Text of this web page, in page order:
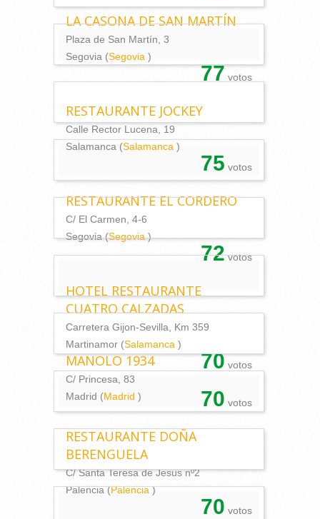
LA CASONA DE SAN MARTÍN
Plaza de San Martín, 3
Segovia (Segovia )
77 votos
RESTAURANTE JOCKEY
Calle Rector Lucena, 19
Salamanca (Salamanca )
75 votos
RESTAURANTE EL CORDERO
C/ El Carmen, 4-6
Segovia (Segovia )
72votos
HOTEL RESTAURANTE
CUATRO CALZADAS
Carretera Gijon-Sevilla, Km 359
Martinamor (Salamanca )
70 votos
MANOLO 1934
C/ Princesa, 83
Madrid (Madrid ) 70 votos
RESTAURANTE DOÑA
BERENGUELA
C/ Santa Teresa de Jesus nº2
Palencia (Palencia )
70 votos